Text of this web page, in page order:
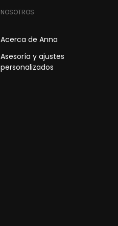
NOSOTROS
Acerca de Anna
Asesoría y ajustes
personalizados